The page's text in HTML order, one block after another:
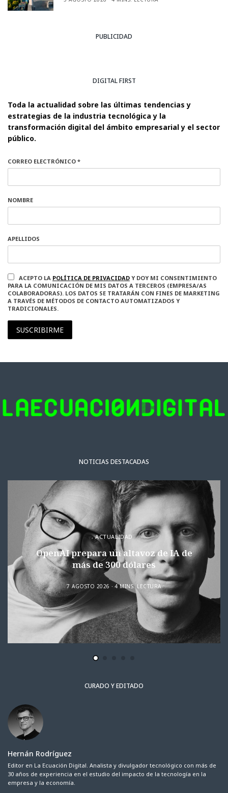
PUBLICIDAD
DIGITAL FIRST
Toda la actualidad sobre las últimas tendencias y
estrategias de la industria tecnológica y la
transformación digital del ámbito empresarial y el sector
público.
CORREO ELECTRÓNICO *
NOMBRE
APELLIDOS
ACEPTO LA POLÍTICA DE PRIVACIDAD Y DOY MI CONSENTIMIENTO
PARA LA COMUNICACIÓN DE MIS DATOS A TERCEROS (EMPRESA/AS
COLABORADORAS). LOS DATOS SE TRATARÁN CON FINES DE MARKETING
A TRAVÉS DE MÉTODOS DE CONTACTO AUTOMATIZADOS Y
TRADICIONALES.
SUSCRIBIRME
NOTICIAS DESTACADAS
ACTUALIDAD
OpenAI prepara un altavoz de IA de
más de 300 dólares
7 AGOSTO 2026 4 MINS. LECTURA
CURADO Y EDITADO
Hernán Rodríguez
Editor en La Ecuación Digital. Analista y divulgador tecnológico con más de
30 años de experiencia en el estudio del impacto de la tecnología en la
empresa y la economía.